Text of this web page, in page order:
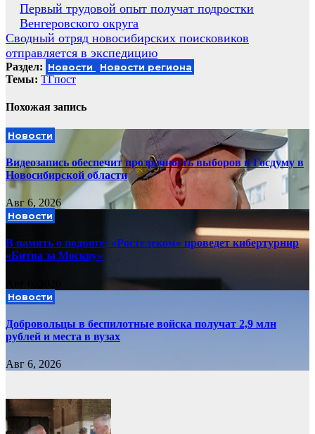
Навигация
по
записям
Первый трудовой опыт получат подростки
Венгеровского округа
Сводный отряд новосибирских поисковиков
отправляется в экспедицию
Раздел: Новости Новости региона
Темы: ТГпост
Похожая запись
Новости
Видеозапись обеспечит прозрачность выборов в Госдуму в
Новосибирской области
Авг 6, 2026
Новости
В память о подвиге: «Ростелеком» проведет кибертурнир
«Битва за Москву»
Новости
Добровольцы в беспилотные войска получат 2,9 млн
рублей и места в вузах
Авг 6, 2026